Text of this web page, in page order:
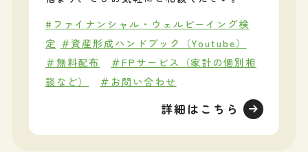
#ファイナンシャル・ウェルビーイング検
定 ＃資産形成ハンドブック（Youtube）
＃無料配布
＃FPサービス（家計の個別相
談など）
＃お問い合わせ
詳細はこちら